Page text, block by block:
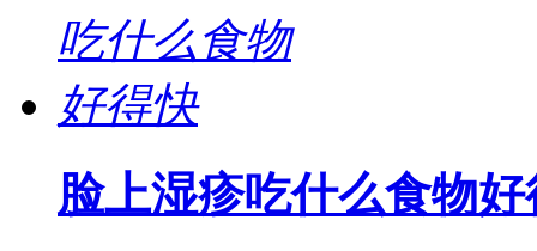
脸上湿疹吃什么食物